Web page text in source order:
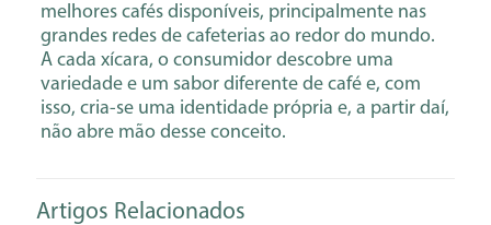
melhores cafés disponíveis, principalmente nas
grandes redes de cafeterias ao redor do mundo.
A cada xícara, o consumidor descobre uma
variedade e um sabor diferente de café e, com
isso, cria-se uma identidade própria e, a partir daí,
não abre mão desse conceito.
Artigos Relacionados